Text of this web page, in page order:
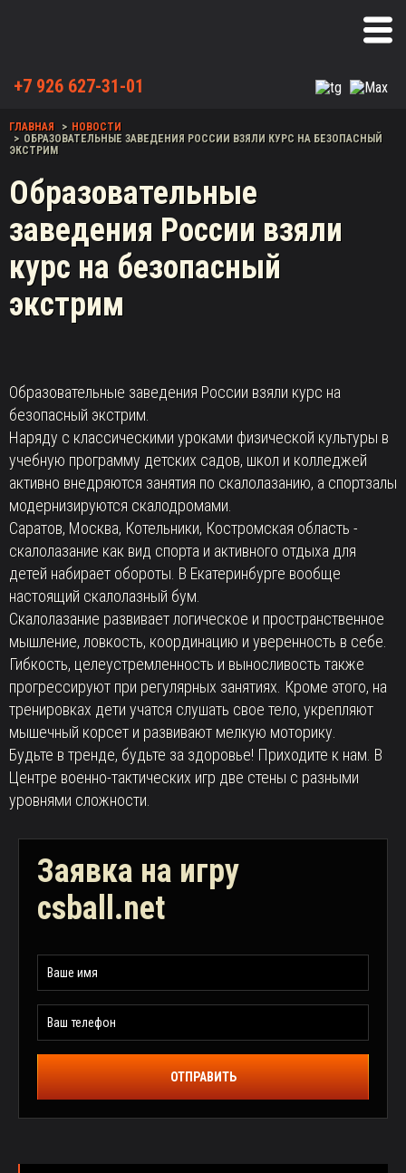
+7 926 627-31-01
ГЛАВНАЯ
НОВОСТИ
ОБРАЗОВАТЕЛЬНЫЕ ЗАВЕДЕНИЯ РОССИИ ВЗЯЛИ КУРС НА БЕЗОПАСНЫЙ
ЭКСТРИМ
Образовательные
заведения России взяли
курс на безопасный
экстрим
Образовательные заведения России взяли курс на
безопасный экстрим.
Наряду с классическими уроками физической культуры в
учебную программу детских садов, школ и колледжей
активно внедряются занятия по скалолазанию, а спортзалы
модернизируются скалодромами.
Саратов, Москва, Котельники, Костромская область -
скалолазание как вид спорта и активного отдыха для
детей набирает обороты. В Екатеринбурге вообще
настоящий скалолазный бум.
Скалолазание развивает логическое и пространственное
мышление, ловкость, координацию и уверенность в себе.
Гибкость, целеустремленность и выносливость также
прогрессируют при регулярных занятиях. Кроме этого, на
тренировках дети учатся слушать свое тело, укрепляют
мышечный корсет и развивают мелкую моторику.
Будьте в тренде, будьте за здоровье! Приходите к нам. В
Центре военно-тактических игр две стены с разными
уровнями сложности.
Заявка на игру
csball.net
ОТПРАВИТЬ